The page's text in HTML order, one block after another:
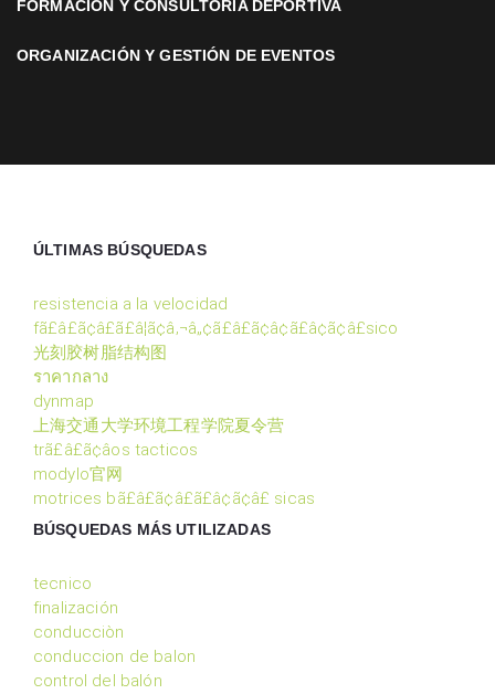
FORMACIÓN Y CONSULTORÍA DEPORTIVA
ORGANIZACIÓN Y GESTIÓN DE EVENTOS
ÚLTIMAS BÚSQUEDAS
resistencia a la velocidad
fã£â£ã¢â£ã£â¦ã¢â‚¬â„¢ã£â£ã¢â¢ã£â¢ã¢â£sico
光刻胶树脂结构图
ราคากลาง
dynmap
上海交通大学环境工程学院夏令营
trã£â£ã¢â­os tacticos
modylo官网
motrices bã£â£ã¢â£ã£â¢ã¢â£ sicas
BÚSQUEDAS MÁS UTILIZADAS
tecnico
finalización
conducciòn
conduccion de balon
control del balón